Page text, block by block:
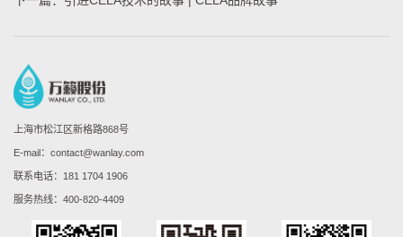
上海市松江区新格路868号
E-mail：contact@wanlay.com
联系电话： 181 1704 1906
服务热线： 400-820-4409